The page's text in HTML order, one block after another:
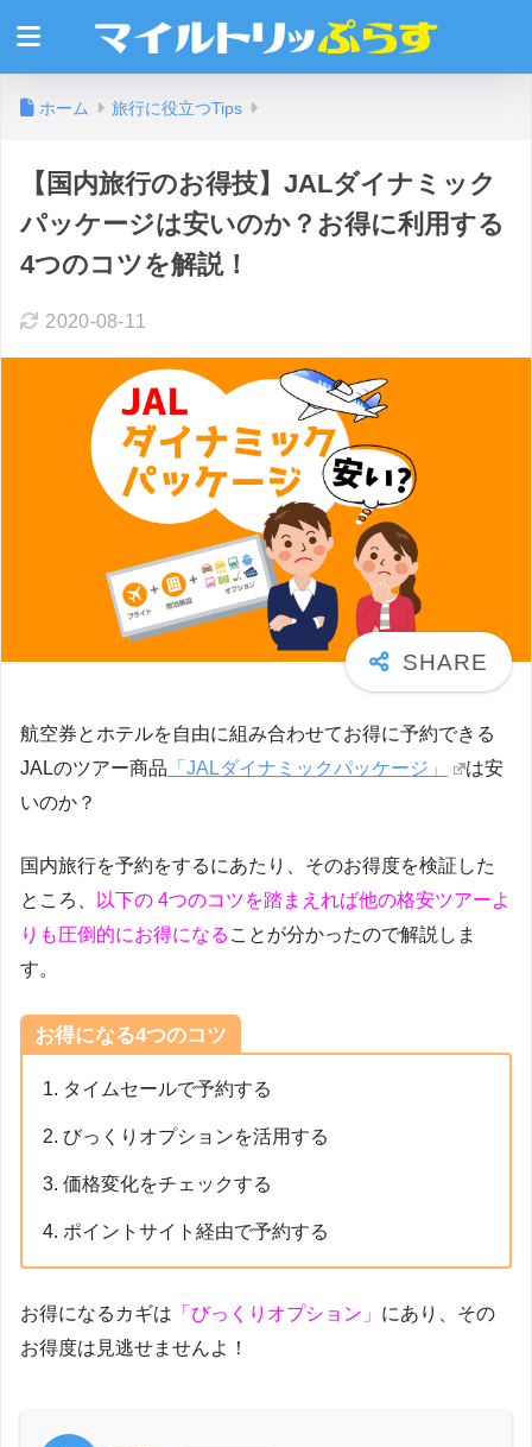
ホーム 旅行に役立つTips
【国内旅行のお得技】JALダイナミック
パッケージは安いのか？お得に利用する
4つのコツを解説！
2020-08-11
航空券とホテルを自由に組み合わせてお得に予約できる
JALのツアー商品 「JALダイナミックパッケージ」
は安
いのか？
国内旅行を予約をするにあたり、そのお得度を検証した
ところ、
以下の 4つのコツを踏まえれば他の格安ツアーよ
りも圧倒的にお得になる ことが分かったので解説しま
す。
お得になる4つのコツ
タイムセールで予約する
びっくりオプションを活用する
価格変化をチェックする
ポイントサイト経由で予約する
お得になるカギは 「びっくりオプション」 にあり、その
お得度は見逃せませんよ！